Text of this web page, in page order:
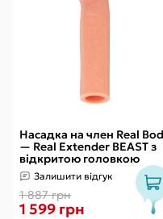
Насадка на член Real
— Real Extender BEAST з
відкритою головкою
Залишити відгук
1 887 грн
1 599 грн